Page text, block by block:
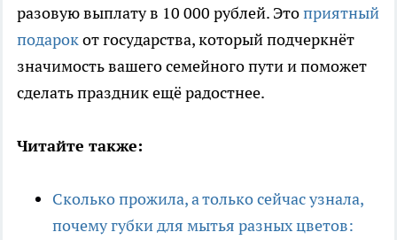
разовую выплату в 10 000 рублей. Этоприятный
подарокот государства, который подчеркнёт
значимость вашего семейного пути и поможет
сделать праздник ещё радостнее.
Читайте также:
Сколько прожила, а только сейчас узнала,
почему губки для мытья разных цветов: